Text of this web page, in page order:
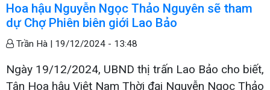
Hoa hậu Nguyễn Ngọc Thảo Nguyên sẽ tham
dự Chợ Phiên biên giới Lao Bảo
Trần Hà | 19/12/2024 - 13:48
Ngày 19/12/2024, UBND thị trấn Lao Bảo cho biết,
Tân Hoa hậu Việt Nam Thời đại Nguyễn Ngọc Thảo